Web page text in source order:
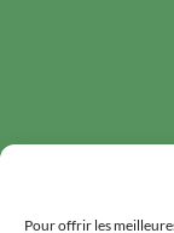
Pour offrir les